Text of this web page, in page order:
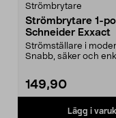
Strömbrytare
Strömbrytare 1-
Schneider Exxact
Strömställare i
Snabb, säker och
149,90
Lägg i